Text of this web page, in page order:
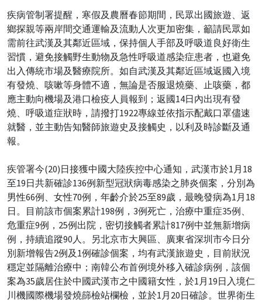
疾病管制署提醒，寒假及農曆春節期間，民眾出國旅遊、返
鄉探親等兩岸間交通運輸及流動人次更加密集，籲請民眾如
需前往武漢及其鄰近區域，保持個人手部及呼吸道良好衛生
習慣，避免接觸野生動物及急性呼吸道感染症患者，也避免
出入傳統市場及醫療院所。如自武漢及其鄰近區域返國入境
有發燒、咳嗽等身體不適，無論是否服退燒藥、止咳藥，都
應主動向機場及港口檢疫人員報到；返國14日內出現有發
燒、呼吸道症狀時，請撥打1922專線並依指示配戴口罩儘速
就醫，並主動告知醫師旅遊史及接觸史，以利及時診斷及通
報。
疾管署今(20)日接獲中國大陸疾控中心通知，武漢市於1月18
至19日共新確診136例新型冠狀病毒感染之肺炎個案，分別為
男性66例、女性70例，年齡介於25至89歲，最晚發病為1月18
日。目前該市個案累計198例，3例死亡，治療中重症35例、
危重症9例，25例出院，密切接觸者累計817例中並無新增病
例，持續追蹤90人。另北京市大興區、廣東省深圳市今日分
別新增報告2例及1例確診個案，均有武漢旅遊史，目前狀況
穩定並隔離治療中；南韓公布首例境外移入確診病例，該個
案為35歲居住於中國武漢市之中國籍女性，於1月19日入境仁
川機國際機場發燒篩檢站欄檢，並於1月20日確診。世界衛生